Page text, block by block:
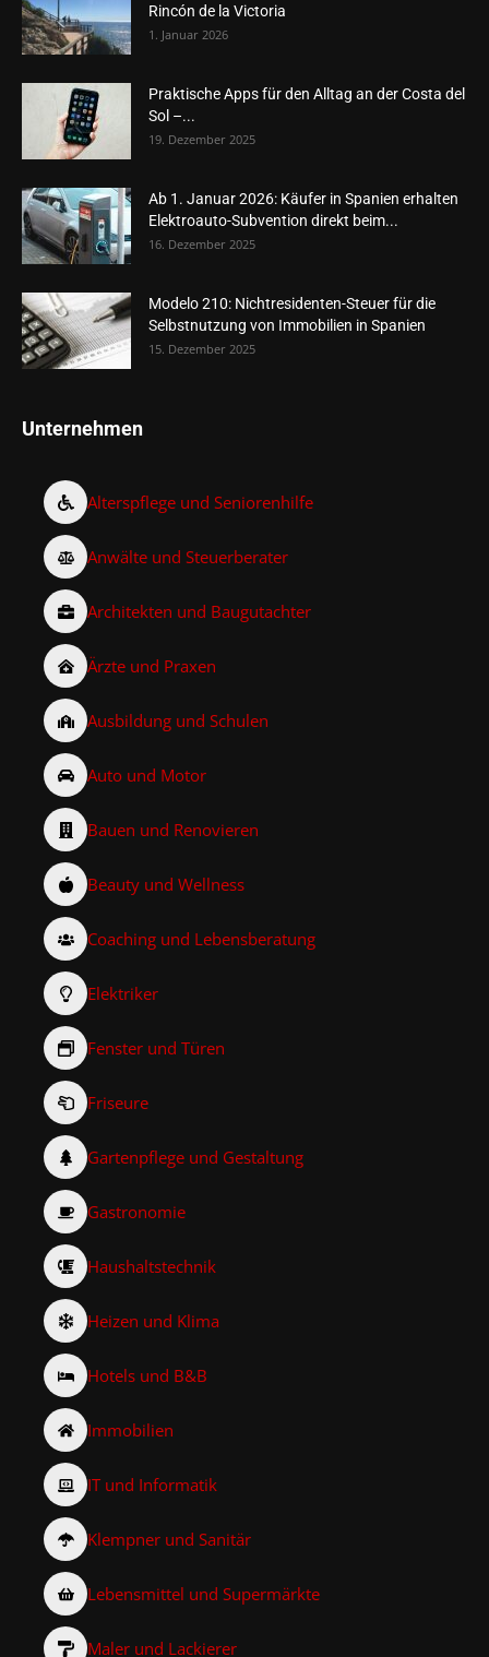
Rincón de la Victoria
1. Januar 2026
Praktische Apps für den Alltag an der Costa del
Sol –...
19. Dezember 2025
Ab 1. Januar 2026: Käufer in Spanien erhalten
Elektroauto-Subvention direkt beim...
16. Dezember 2025
Modelo 210: Nichtresidenten-Steuer für die
Selbstnutzung von Immobilien in Spanien
15. Dezember 2025
Unternehmen
Alterspflege und Seniorenhilfe
Anwälte und Steuerberater
Architekten und Baugutachter
Ärzte und Praxen
Ausbildung und Schulen
Auto und Motor
Bauen und Renovieren
Beauty und Wellness
Coaching und Lebensberatung
Elektriker
Fenster und Türen
Friseure
Gartenpflege und Gestaltung
Gastronomie
Haushaltstechnik
Heizen und Klima
Hotels und B&B
Immobilien
IT und Informatik
Klempner und Sanitär
Lebensmittel und Supermärkte
Maler und Lackierer